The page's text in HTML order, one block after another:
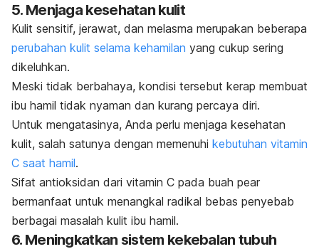
5. Menjaga kesehatan kulit
Kulit sensitif, jerawat, dan melasma merupakan beberapa
perubahan kulit selama kehamilan yang cukup sering
dikeluhkan.
Meski tidak berbahaya, kondisi tersebut kerap membuat
ibu hamil tidak nyaman dan kurang percaya diri.
Untuk mengatasinya, Anda perlu menjaga kesehatan
kulit, salah satunya dengan memenuhi kebutuhan vitamin
C saat hamil.
Sifat antioksidan dari vitamin C pada buah pear
bermanfaat untuk menangkal radikal bebas penyebab
berbagai masalah kulit ibu hamil.
6. Meningkatkan sistem kekebalan tubuh